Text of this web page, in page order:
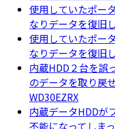
使用していたポー
なりデータを復旧
使用していたポー
なりデータを復旧
内蔵HDD２台を誤
のデータを取り戻
WD30EZRX
内蔵データHDDが
不能になってしま